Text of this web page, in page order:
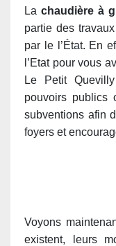
La chaudière à
partie des
par le l’État. En
l’Etat pour vous
Le Petit
pouvoirs publics
subventions afin
foyers et
Voyons
existent, leurs